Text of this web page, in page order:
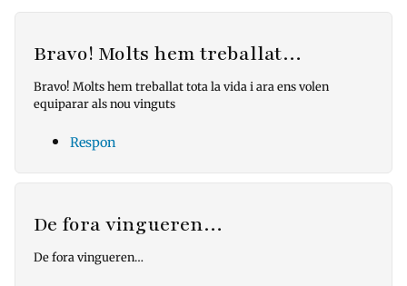
Bravo! Molts hem treballat…
Bravo! Molts hem treballat tota la vida i ara ens volen
equiparar als nou vinguts
Respon
De fora vingueren…
De fora vingueren…